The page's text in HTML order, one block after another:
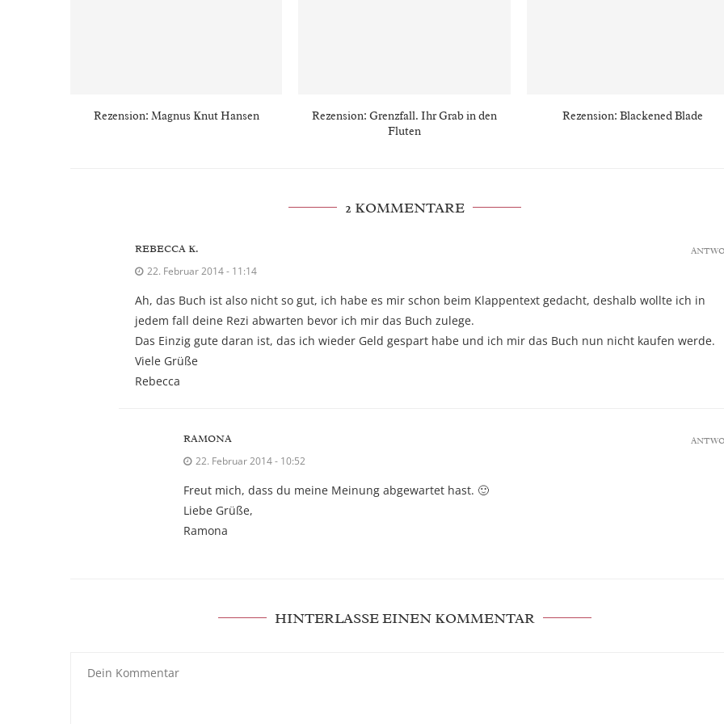
Rezension: Magnus Knut Hansen
Rezension: Grenzfall. Ihr Grab in den
Fluten
Rezension: Blackened Blade
2 KOMMENTARE
REBECCA K.
22. Februar 2014 - 11:14
Ah, das Buch ist also nicht so gut, ich habe es mir schon beim Klappentext gedacht, deshalb wollte ich in
jedem fall deine Rezi abwarten bevor ich mir das Buch zulege.
Das Einzig gute daran ist, das ich wieder Geld gespart habe und ich mir das Buch nun nicht kaufen werde.
Viele Grüße
Rebecca
RAMONA
22. Februar 2014 - 10:52
Freut mich, dass du meine Meinung abgewartet hast. 🙂
Liebe Grüße,
Ramona
HINTERLASSE EINEN KOMMENTAR